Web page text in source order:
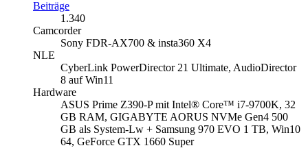
Beiträge
1.340
Camcorder
Sony FDR-AX700 & insta360 X4
NLE
CyberLink PowerDirector 21 Ultimate, AudioDirector
8 auf Win11
Hardware
ASUS Prime Z390-P mit Intel® Core™ i7-9700K, 32
GB RAM, GIGABYTE AORUS NVMe Gen4 500
GB als System-Lw + Samsung 970 EVO 1 TB, Win10
64, GeForce GTX 1660 Super